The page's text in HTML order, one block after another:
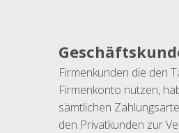
Firmenkunden die den
Firmenkonto nutzen,
sämtlichen
den Privatkunden zur